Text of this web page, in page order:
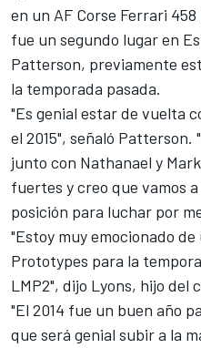
en un AF Corse Ferrari
fue un segundo lugar en
Patterson, previamente
la temporada pasada.
"Es genial estar de vuelta
el 2015", señaló
junto con Nathanael y
fuertes y creo que vamos
posición para luchar por
"Estoy muy emocionado
Prototypes para la
LMP2", dijo Lyons, hijo del
"El 2014 fue un buen año
que será genial subir a la